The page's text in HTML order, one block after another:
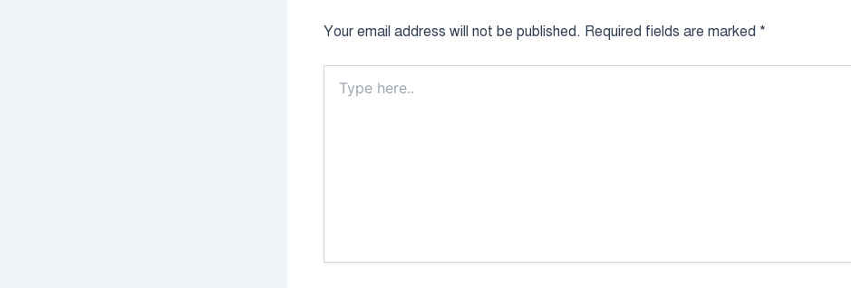
Your email address will not be published. Required fields are marked *
here..